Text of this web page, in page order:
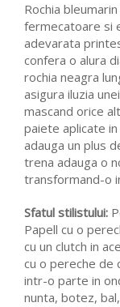
Rochia
fermecatoare si
adevarata
confera o alura
rochia neagra
asigura iluzia
mascand orice
paiete aplicate
adauga un plus
trena adauga o
transformand-o
Sfatul stilistului:
Papell cu o
cu un clutch in
cu o pereche de
intr-o parte in
nunta, botez,